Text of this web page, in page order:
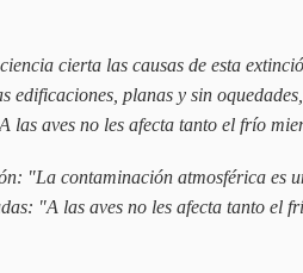
cierta las causas de esta
planas y sin
aves no les afecta tanto el frío
"La contaminación atmosférica es
"A las aves no les afecta tanto el